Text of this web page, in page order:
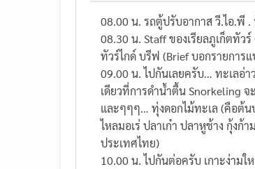
08.00 น. รถตู้ปรับอากาส วี.ไอ.พี .
08.30 น. Staff ของเรียลภูเก็ตทัว
ทัวร์ไกด์ บรีฟ (Brief บอกรายการ
09.00 น. ไปกันเลยครับ… ทะเลอ่า
เดียวที่การดำน้ำตื้น Snorkeling
และๆๆๆ… ทุ่งดอกไม้ทะเล (คือต้
ไหลมอเร่ ปลาเก๋า ปลาหูช้าง กุ้ง
ประเทศไทย)
10.00 น. ไปกันต่อครับ เกาะง่าม